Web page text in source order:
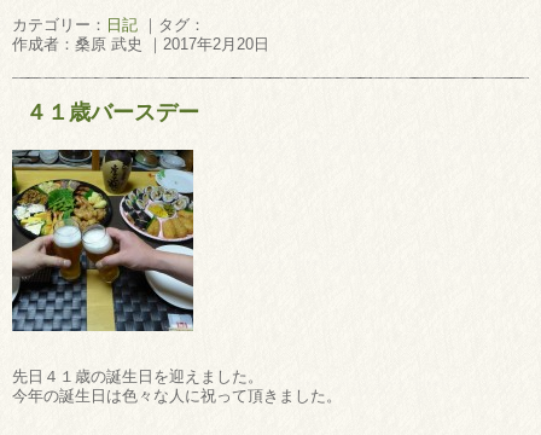
カテゴリー： 日記 ｜タグ：
作成者：桑原 武史 ｜2017年2月20日
４１歳バースデー
先日４１歳の誕生日を迎えました。
今年の誕生日は色々な人に祝って頂きました。